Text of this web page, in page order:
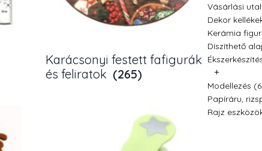
Karácsonyi festett fafigurák
és feliratok (265)
Vásárlási
Dekor
Kerámia
Díszíthető
+
Modellezés
Papíráru,
Rajz